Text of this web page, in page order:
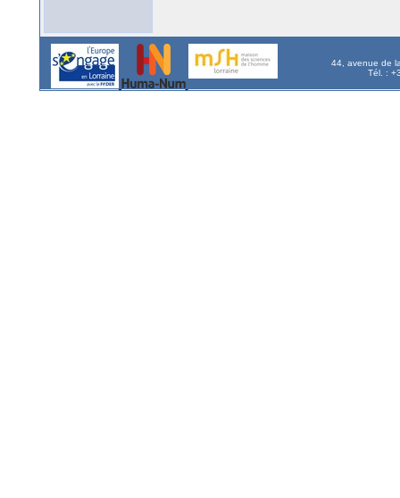
44, avenue de
Tél. :